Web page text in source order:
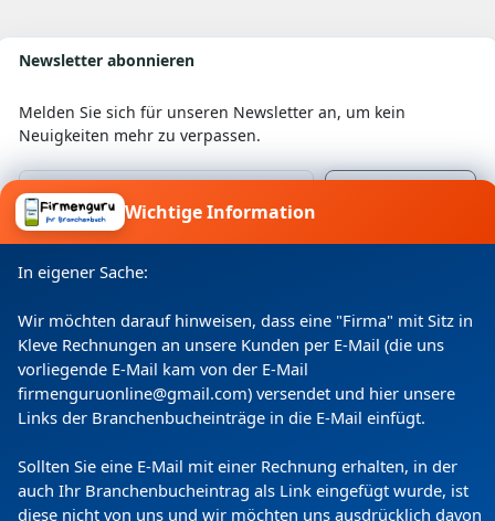
Newsletter abonnieren
Melden Sie sich für unseren Newsletter an, um kein
Neuigkeiten mehr zu verpassen.
Ich willige ein, dass meine Angaben laut
werden.
Wichtige Information
In eigener Sache:
Wir möchten darauf hinweisen, dass eine "Firma" mit Sitz in
Kleve Rechnungen an unsere Kunden per E-Mail (die uns
vorliegende E-Mail kam von der E-Mail
firmenguruonline@gmail.com) versendet und hier unsere
Links der Branchenbucheinträge in die E-Mail einfügt.
Sollten Sie eine E-Mail mit einer Rechnung erhalten, in der
auch Ihr Branchenbucheintrag als Link eingefügt wurde, ist
diese nicht von uns und wir möchten uns ausdrücklich davon